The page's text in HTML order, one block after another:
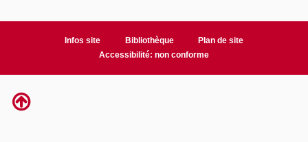
Infos site Bibliothèque
Plan de site
Accessibilité: non conforme